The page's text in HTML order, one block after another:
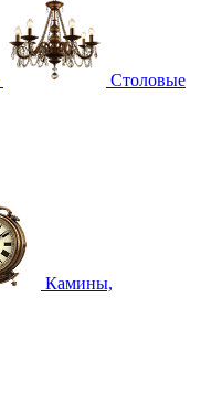
Столовые
Камины,